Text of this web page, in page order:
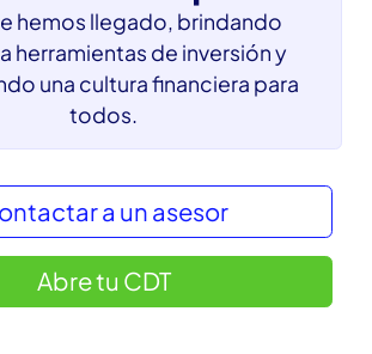
rentables en Colombia.
Municipios
a herramientas de inversión y
una cultura financiera para
todos.